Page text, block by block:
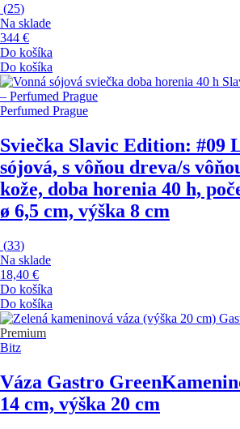
(25)
Na sklade
344 €
Do košíka
Do košíka
Perfumed Prague
Sviečka Slavic Edition: #09
sójová, s vôňou dreva/s
kože, doba horenia 40 h,
ø 6,5 cm, výška 8 cm
(33)
Na sklade
18,40 €
Do košíka
Do košíka
Premium
Bitz
Váza Gastro Green
14 cm, výška 20 cm